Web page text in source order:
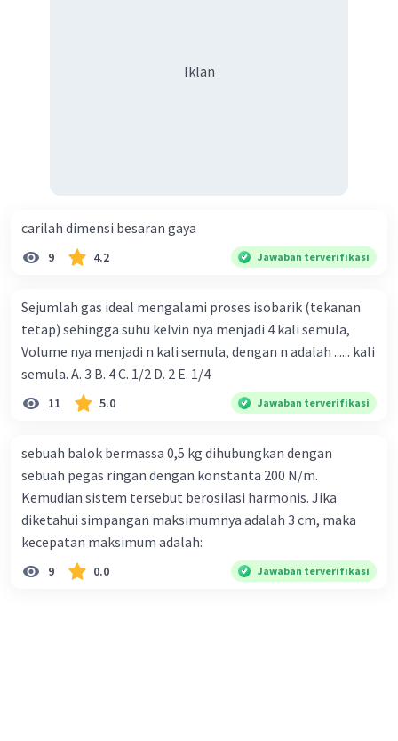
Iklan
carilah dimensi besaran gaya
9 4.2 Jawaban terverifikasi
Sejumlah gas ideal mengalami proses isobarik (tekanan
tetap) sehingga suhu kelvin nya menjadi 4 kali semula,
Volume nya menjadi n kali semula, dengan n adalah ...... kali
semula. A. 3 B. 4 C. 1/2 D. 2 E. 1/4
11 5.0 Jawaban terverifikasi
sebuah balok bermassa 0,5 kg dihubungkan dengan
sebuah pegas ringan dengan konstanta 200 N/m.
Kemudian sistem tersebut berosilasi harmonis. Jika
diketahui simpangan maksimumnya adalah 3 cm, maka
kecepatan maksimum adalah:
9 0.0 Jawaban terverifikasi